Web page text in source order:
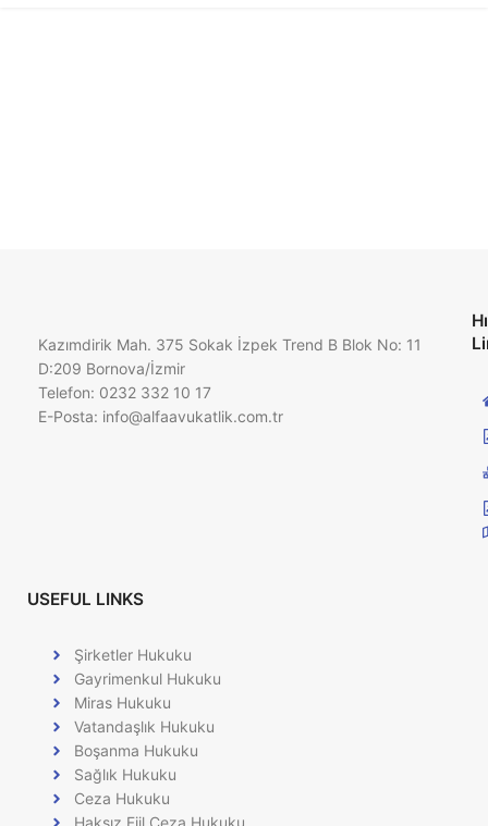
Kazımdirik Mah. 375 Sokak İzpek Trend B Blok No: 11
D:209 Bornova/İzmir
Telefon: 0232 332 10 17
E-Posta: info@alfaavukatlik.com.tr
USEFUL LINKS
Şirketler Hukuku
Gayrimenkul Hukuku
Miras Hukuku
Vatandaşlık Hukuku
Boşanma Hukuku
Sağlık Hukuku
Ceza Hukuku
Haksız Fiil Ceza Hukuku